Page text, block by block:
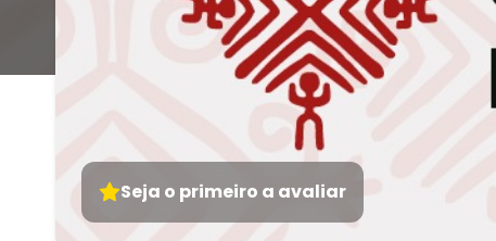
Seja o primeiro a avaliar